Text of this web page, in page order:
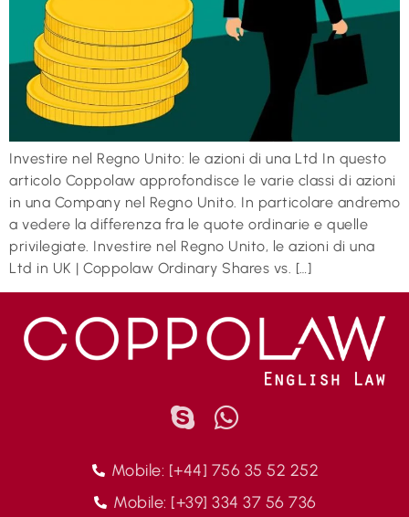
Investire nel Regno Unito: le azioni di una Ltd In questo
articolo Coppolaw approfondisce le varie classi di azioni
in una Company nel Regno Unito. In particolare andremo
a vedere la differenza fra le quote ordinarie e quelle
privilegiate. Investire nel Regno Unito, le azioni di una
Ltd in UK | Coppolaw Ordinary Shares vs. […]
Mobile: [+44] 756 35 52 252
Mobile: [+39] 334 37 56 736